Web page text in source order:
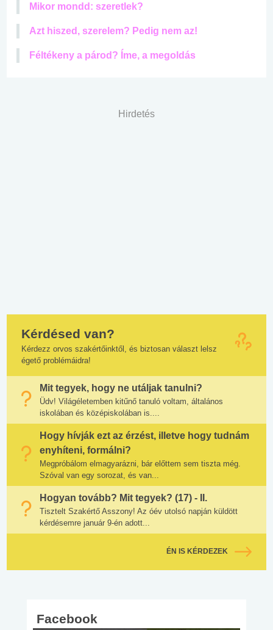
Mikor mondd: szeretlek?
Azt hiszed, szerelem? Pedig nem az!
Féltékeny a párod? Íme, a megoldás
Hirdetés
Kérdésed van?
Kérdezz orvos szakértőinktől, és biztosan választ lelsz
égető problémáidra!
Mit tegyek, hogy ne utáljak tanulni?
Üdv! Világéletemben kitűnő tanuló voltam, általános
iskolában és középiskolában is....
Hogy hívják ezt az érzést, illetve hogy tudnám
enyhíteni, formálni?
Megpróbálom elmagyarázni, bár előttem sem tiszta még.
Szóval van egy sorozat, és van...
Hogyan tovább? Mit tegyek? (17) - II.
Tisztelt Szakértő Asszony! Az óév utolsó napján küldött
kérdésemre január 9-én adott...
ÉN IS KÉRDEZEK
Facebook